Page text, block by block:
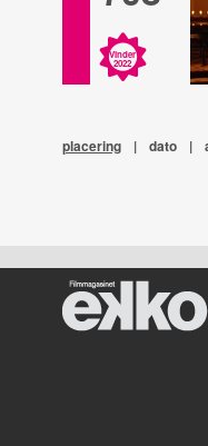
Vinder
2022
placering | dato |